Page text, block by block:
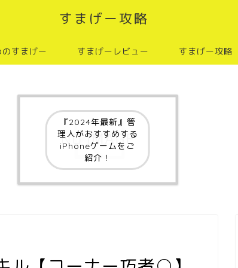
すまげー攻略
すまげー すまげーレビュー すまげー攻略
『2024年最新』管
理人がおすすめする
iPhoneゲームをご
紹介！